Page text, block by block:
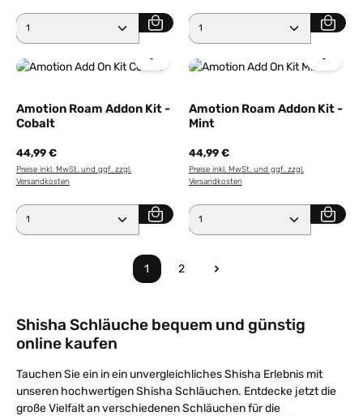
Produkt Anzahl: Gib den gewünschten Wert ein
Produkt Anzahl: Gib den
Amotion Roam Addon Kit -
Cobalt
44,99 €
Preise inkl. MwSt. und ggf. zzgl.
Versandkosten
Produkt Anzahl: Gib den gewünschten Wert ein
Amotion Roam Addon Kit -
Mint
44,99 €
Preise inkl. MwSt. und ggf. zzgl.
Versandkosten
Produkt Anzahl: Gib den
Seite
1
Seite
2
Shisha Schläuche bequem und günstig
online kaufen
Tauchen Sie ein in ein unvergleichliches Shisha Erlebnis mit
unseren hochwertigen Shisha Schläuchen. Entdecke jetzt die
große Vielfalt an verschiedenen Schläuchen für die